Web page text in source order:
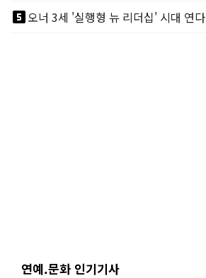
looks_5오너 3세 '실행형 뉴 리더십' 시대 연다
연예.문화 인기기사